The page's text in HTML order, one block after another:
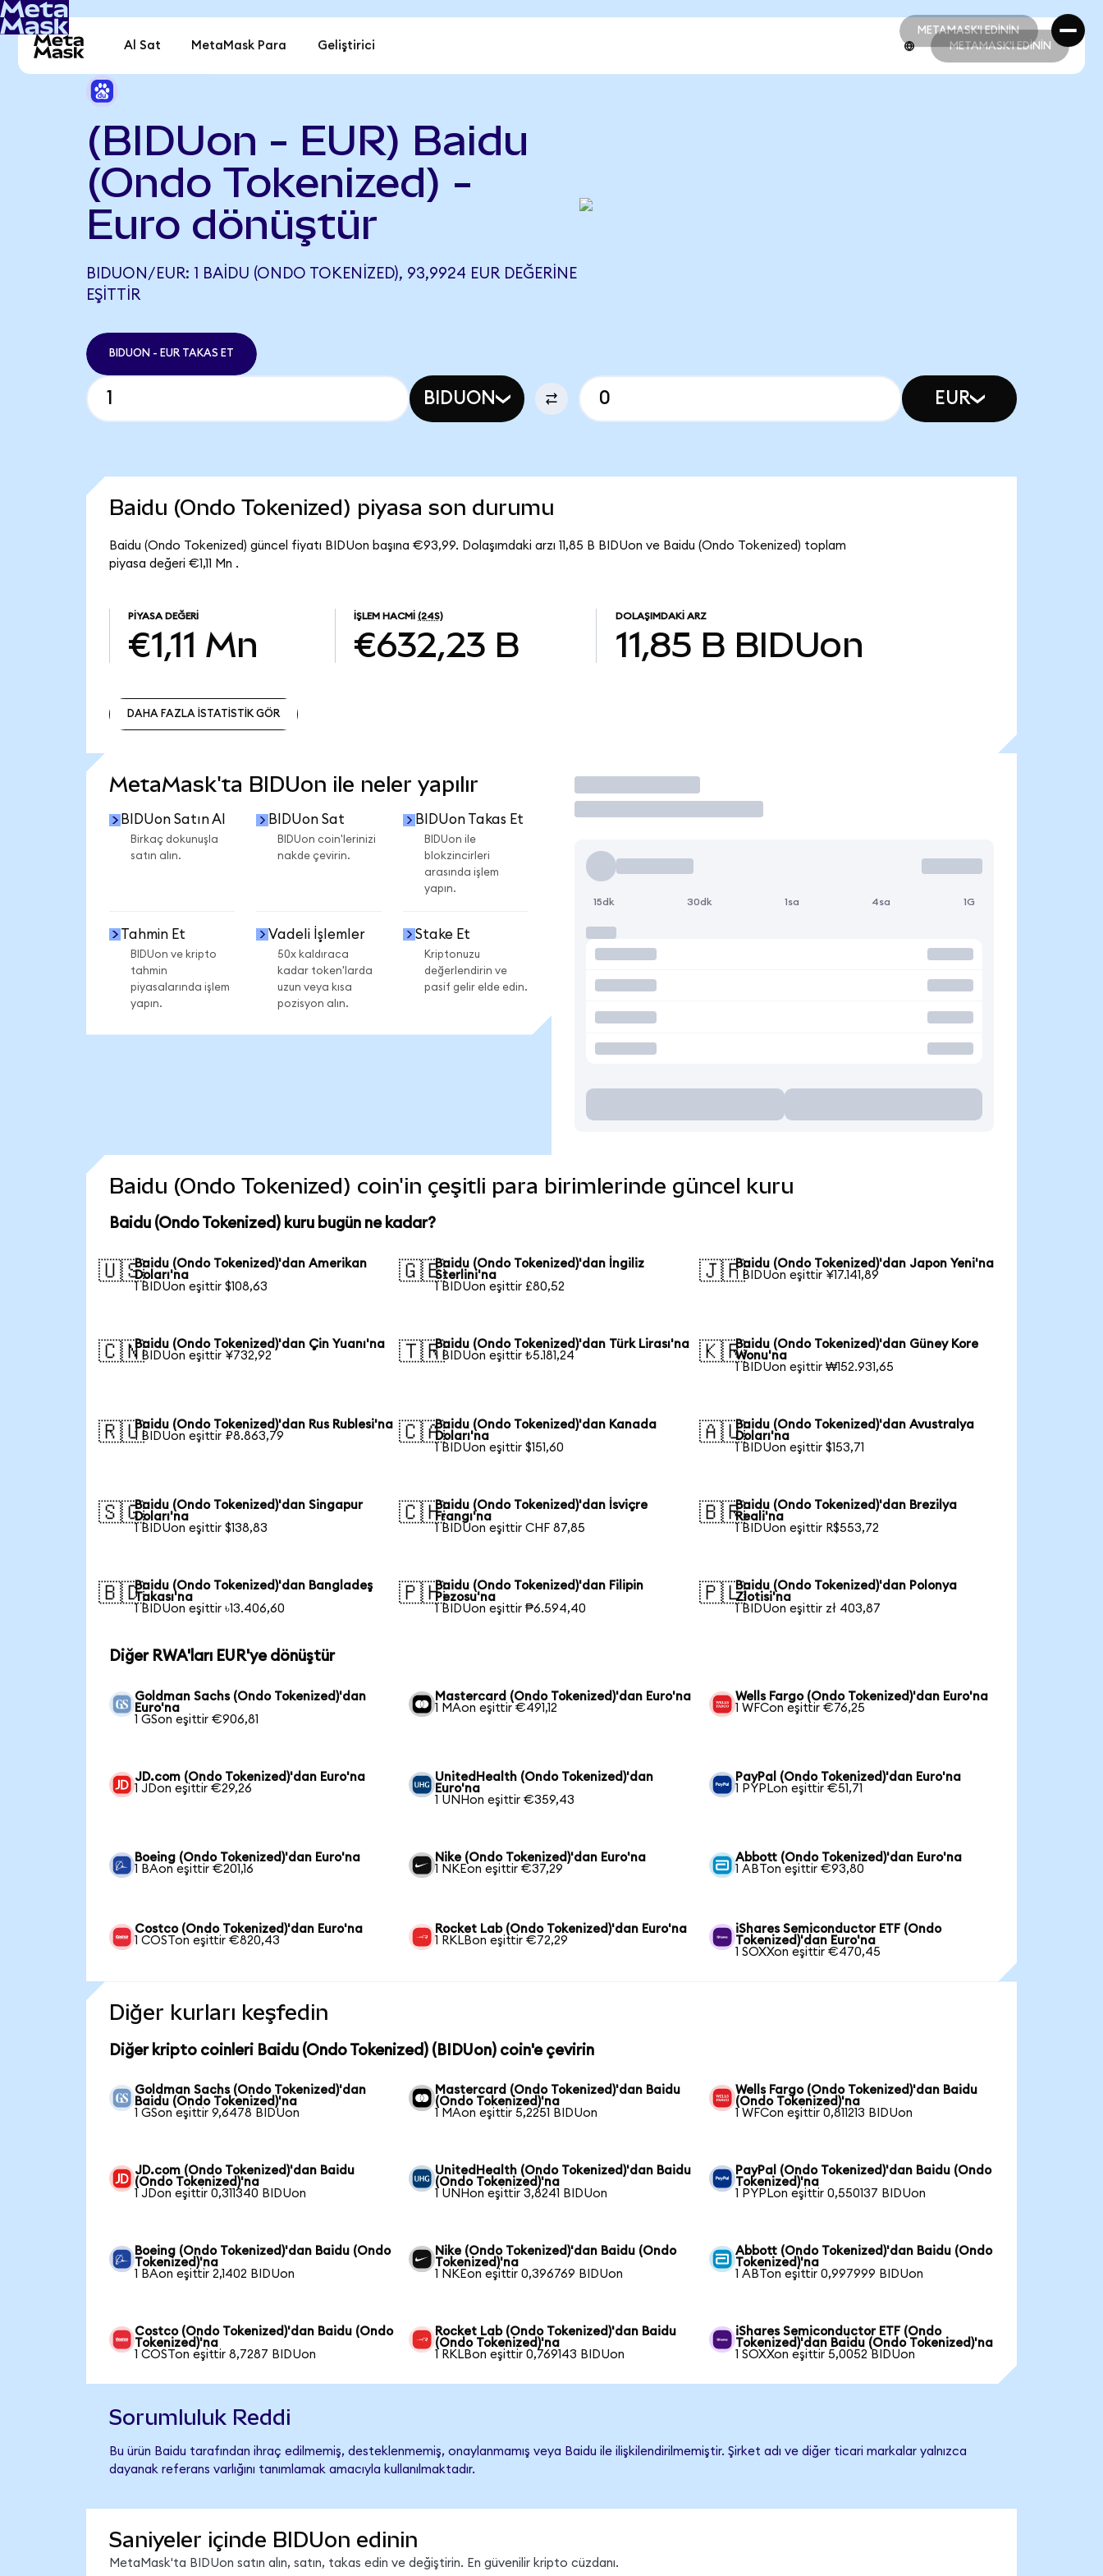
METAMASK'I EDİNİN
METAMASK'I EDİNİN
Al Sat MetaMask Para Geliştirici METAMASK'I EDİNİN
(BIDUon - EUR) Baidu
(Ondo Tokenized) -
Euro dönüştür
BIDUON/EUR: 1 BAIDU (ONDO TOKENIZED), 93,9924 EUR DEĞERINE
EŞITTIR
BIDUON - EUR TAKAS ET
BIDUON EUR
Baidu (Ondo Tokenized) piyasa son durumu
Baidu (Ondo Tokenized) güncel fiyatı BIDUon başına €93,99. Dolaşımdaki arzı 11,85 B BIDUon ve Baidu (Ondo Tokenized) toplam
piyasa değeri €1,11 Mn .
PIYASA DEĞERI
€1,11 Mn
İŞLEM HACMI (24S)
€632,23 B
DOLAŞIMDAKI ARZ
11,85 B BIDUon
DAHA FAZLA İSTATİSTİK GÖR
MetaMask'ta BIDUon ile neler yapılır
BIDUon Satın Al
Birkaç dokunuşla
satın alın.
BIDUon Sat
BIDUon coin'lerinizi
nakde çevirin.
BIDUon Takas Et
BIDUon ile
blokzincirleri
arasında işlem
yapın.
Tahmin Et
BIDUon ve kripto
tahmin
piyasalarında işlem
yapın.
Vadeli İşlemler
50x kaldıraca
kadar token'larda
uzun veya kısa
pozisyon alın.
Stake Et
Kriptonuzu
değerlendirin ve
pasif gelir elde edin.
İşlem Yap
15dk 30dk 1sa 4sa 1G
Baidu (Ondo Tokenized) coin'in çeşitli para birimlerinde güncel kuru
Baidu (Ondo Tokenized) kuru bugün ne kadar?
🇺🇸Baidu (Ondo Tokenized)'dan Amerikan
Doları'na
1 BIDUon eşittir $108,63
🇬🇧Baidu (Ondo Tokenized)'dan İngiliz
Sterlini'na
1 BIDUon eşittir £80,52
🇯🇵Baidu (Ondo Tokenized)'dan Japon Yeni'na
1 BIDUon eşittir ¥17.141,89
🇨🇳Baidu (Ondo Tokenized)'dan Çin Yuanı'na
1 BIDUon eşittir ¥732,92
🇹🇷Baidu (Ondo Tokenized)'dan Türk Lirası'na
1 BIDUon eşittir ₺5.181,24
🇰🇷Baidu (Ondo Tokenized)'dan Güney Kore
Wonu'na
1 BIDUon eşittir ₩152.931,65
🇷🇺Baidu (Ondo Tokenized)'dan Rus Rublesi'na
1 BIDUon eşittir ₽8.863,79
🇨🇦Baidu (Ondo Tokenized)'dan Kanada
Doları'na
1 BIDUon eşittir $151,60
🇦🇺Baidu (Ondo Tokenized)'dan Avustralya
Doları'na
1 BIDUon eşittir $153,71
🇸🇬Baidu (Ondo Tokenized)'dan Singapur
Doları'na
1 BIDUon eşittir $138,83
🇨🇭Baidu (Ondo Tokenized)'dan İsviçre
Frangı'na
1 BIDUon eşittir CHF 87,85
🇧🇷Baidu (Ondo Tokenized)'dan Brezilya
Reali'na
1 BIDUon eşittir R$553,72
🇧🇩Baidu (Ondo Tokenized)'dan Bangladeş
Takası'na
1 BIDUon eşittir ৳13.406,60
🇵🇭Baidu (Ondo Tokenized)'dan Filipin
Pezosu'na
1 BIDUon eşittir ₱6.594,40
🇵🇱Baidu (Ondo Tokenized)'dan Polonya
Zlotisi'na
1 BIDUon eşittir zł 403,87
Diğer RWA'ları EUR'ye dönüştür
Goldman Sachs (Ondo Tokenized)'dan
Euro'na
1 GSon eşittir €906,81
Mastercard (Ondo Tokenized)'dan Euro'na
1 MAon eşittir €491,12
Wells Fargo (Ondo Tokenized)'dan Euro'na
1 WFCon eşittir €76,25
JD.com (Ondo Tokenized)'dan Euro'na
1 JDon eşittir €29,26
UnitedHealth (Ondo Tokenized)'dan
Euro'na
1 UNHon eşittir €359,43
PayPal (Ondo Tokenized)'dan Euro'na
1 PYPLon eşittir €51,71
Boeing (Ondo Tokenized)'dan Euro'na
1 BAon eşittir €201,16
Nike (Ondo Tokenized)'dan Euro'na
1 NKEon eşittir €37,29
Abbott (Ondo Tokenized)'dan Euro'na
1 ABTon eşittir €93,80
Costco (Ondo Tokenized)'dan Euro'na
1 COSTon eşittir €820,43
Rocket Lab (Ondo Tokenized)'dan Euro'na
1 RKLBon eşittir €72,29
iShares Semiconductor ETF (Ondo
Tokenized)'dan Euro'na
1 SOXXon eşittir €470,45
Diğer kurları keşfedin
Diğer kripto coinleri Baidu (Ondo Tokenized) (BIDUon) coin'e çevirin
Goldman Sachs (Ondo Tokenized)'dan
Baidu (Ondo Tokenized)'na
1 GSon eşittir 9,6478 BIDUon
Mastercard (Ondo Tokenized)'dan Baidu
(Ondo Tokenized)'na
1 MAon eşittir 5,2251 BIDUon
Wells Fargo (Ondo Tokenized)'dan Baidu
(Ondo Tokenized)'na
1 WFCon eşittir 0,811213 BIDUon
JD.com (Ondo Tokenized)'dan Baidu
(Ondo Tokenized)'na
1 JDon eşittir 0,311340 BIDUon
UnitedHealth (Ondo Tokenized)'dan Baidu
(Ondo Tokenized)'na
1 UNHon eşittir 3,8241 BIDUon
PayPal (Ondo Tokenized)'dan Baidu (Ondo
Tokenized)'na
1 PYPLon eşittir 0,550137 BIDUon
Boeing (Ondo Tokenized)'dan Baidu (Ondo
Tokenized)'na
1 BAon eşittir 2,1402 BIDUon
Nike (Ondo Tokenized)'dan Baidu (Ondo
Tokenized)'na
1 NKEon eşittir 0,396769 BIDUon
Abbott (Ondo Tokenized)'dan Baidu (Ondo
Tokenized)'na
1 ABTon eşittir 0,997999 BIDUon
Costco (Ondo Tokenized)'dan Baidu (Ondo
Tokenized)'na
1 COSTon eşittir 8,7287 BIDUon
Rocket Lab (Ondo Tokenized)'dan Baidu
(Ondo Tokenized)'na
1 RKLBon eşittir 0,769143 BIDUon
iShares Semiconductor ETF (Ondo
Tokenized)'dan Baidu (Ondo Tokenized)'na
1 SOXXon eşittir 5,0052 BIDUon
Sorumluluk Reddi
Bu ürün Baidu tarafından ihraç edilmemiş, desteklenmemiş, onaylanmamış veya Baidu ile ilişkilendirilmemiştir. Şirket adı ve diğer ticari markalar yalnızca
dayanak referans varlığını tanımlamak amacıyla kullanılmaktadır.
Saniyeler içinde BIDUon edinin
MetaMask'ta BIDUon satın alın, satın, takas edin ve değiştirin. En güvenilir kripto cüzdanı.